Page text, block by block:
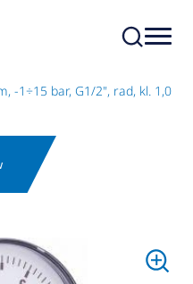
-1÷15 bar, G1/2", rad, kl. 1,0